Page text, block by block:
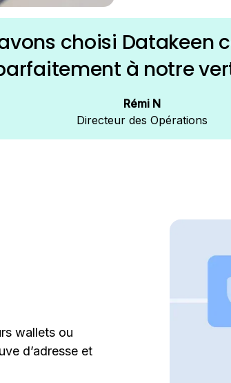
choisi Datakeen
à notre
de documents et
d’onboarding
Rémi N
Directeur des Opérations
wallets ou
d’adresse et